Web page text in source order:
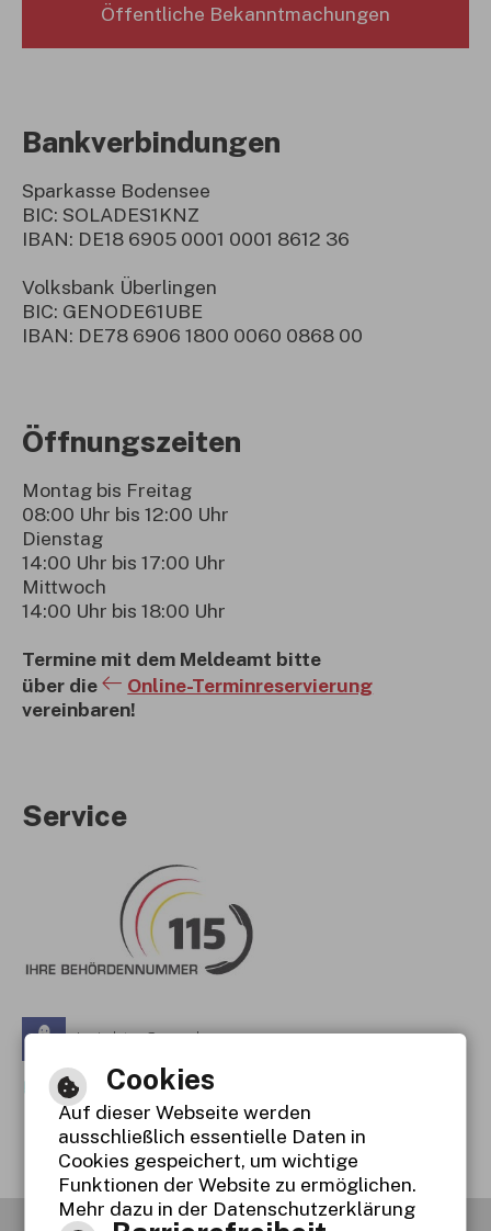
Öffentliche Bekanntmachungen
Bankverbindungen
Sparkasse Bodensee
BIC: SOLADES1KNZ
IBAN: DE18 6905 0001 0001 8612 36
Volksbank Überlingen
BIC: GENODE61UBE
IBAN: DE78 6906 1800 0060 0868 00
Öffnungszeiten
Montag bis Freitag
08:00 Uhr bis 12:00 Uhr
Dienstag
14:00 Uhr bis 17:00 Uhr
Mittwoch
14:00 Uhr bis 18:00 Uhr
Termine mit dem Meldeamt bitte
über die
Online-Terminreservierung
vereinbaren!
Service
Leichte Sprache
Gebärdensprache
Barrierefreie Ansicht
Cookies
Auf dieser Webseite werden
ausschließlich essentielle Daten in
Cookies gespeichert, um wichtige
Funktionen der Website zu ermöglichen.
Mehr dazu in der Datenschutzerklärung